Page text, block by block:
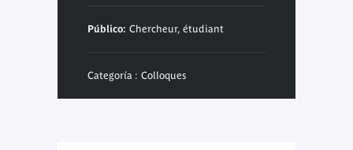
Público: Chercheur, étudiant
Categoría : Colloques